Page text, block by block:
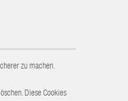
zu machen.
Diese Cookies